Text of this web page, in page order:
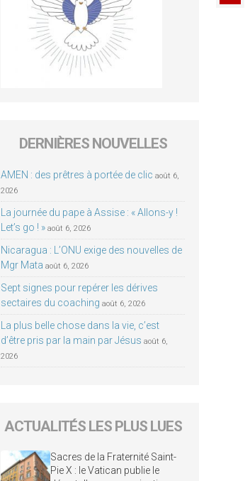
DERNIÈRES NOUVELLES
AMEN : des prêtres à portée de clic août 6,
2026
La journée du pape à Assise : « Allons-y !
Let’s go ! » août 6, 2026
Nicaragua : L’ONU exige des nouvelles de
Mgr Mata août 6, 2026
Sept signes pour repérer les dérives
sectaires du coaching août 6, 2026
La plus belle chose dans la vie, c’est
d’être pris par la main par Jésus août 6,
2026
ACTUALITÉS LES PLUS LUES
Sacres de la Fraternité Saint-
Pie X : le Vatican publie le